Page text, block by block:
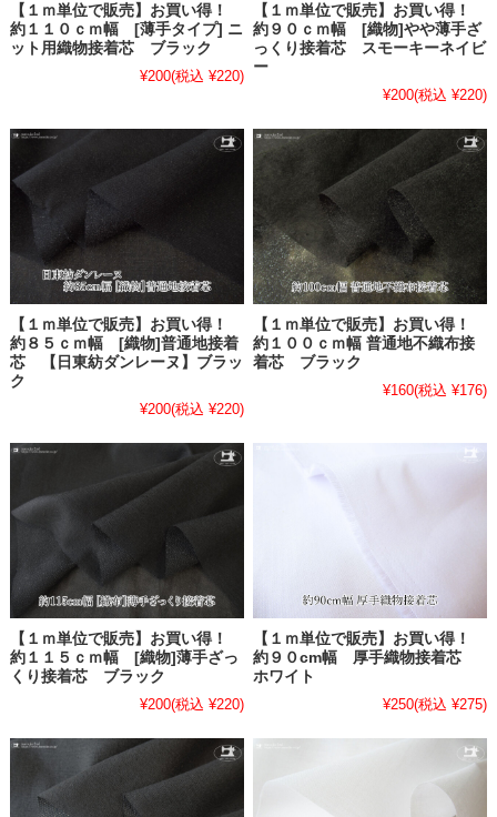
【１ｍ単位で販売】お買い得！
約１１０ｃｍ幅 [薄手タイプ] ニ
ット用織物接着芯 ブラック
¥200(税込 ¥220)
【１ｍ単位で販売】お買い得！
約９０ｃｍ幅 [織物]やや薄手ざ
っくり接着芯 スモーキーネイビ
ー
¥200(税込 ¥220)
【１ｍ単位で販売】お買い得！
約８５ｃｍ幅 [織物]普通地接着
芯 【日東紡ダンレーヌ】ブラッ
ク
¥200(税込 ¥220)
【１ｍ単位で販売】お買い得！
約１００ｃｍ幅 普通地不織布接
着芯 ブラック
¥160(税込 ¥176)
【１ｍ単位で販売】お買い得！
約１１５ｃｍ幅 [織物]薄手ざっ
くり接着芯 ブラック
¥200(税込 ¥220)
【１ｍ単位で販売】お買い得！
約９０cm幅 厚手織物接着芯
ホワイト
¥250(税込 ¥275)